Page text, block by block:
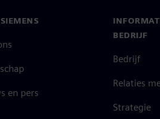
en pers
BEDRIJF
Bedrijf
Relaties
Strategie